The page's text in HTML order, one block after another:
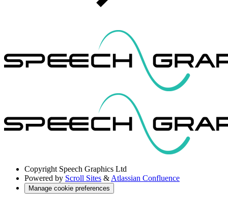
Copyright Speech Graphics Ltd
Powered by Scroll Sites & Atlassian Confluence
Manage cookie preferences